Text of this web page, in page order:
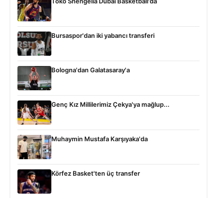
Bursaspor'dan iki yabancı transferi
Bologna'dan Galatasaray'a
Genç Kız Millilerimiz Çekya'ya mağlup...
Muhaymin Mustafa Karşıyaka'da
Körfez Basket'ten üç transfer